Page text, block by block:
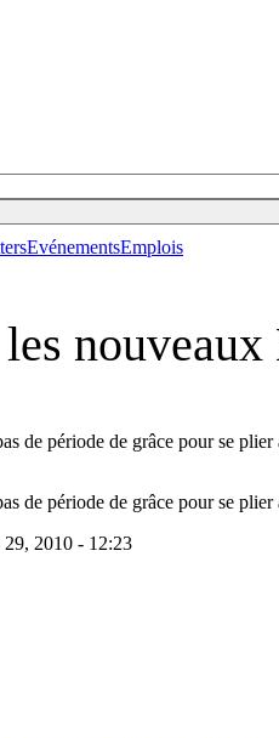
EvénementsEmplois
nouveaux
de période de grâce pour se
de période de grâce pour se
29, 2010 - 12:23